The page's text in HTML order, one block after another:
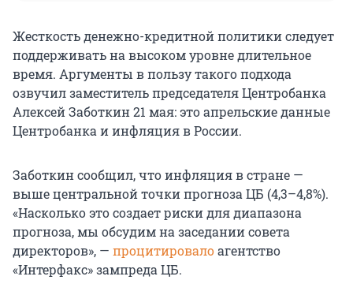
Жесткость денежно-кредитной политики следует
поддерживать на высоком уровне длительное
время. Аргументы в пользу такого подхода
озвучил заместитель председателя Центробанка
Алексей Заботкин 21 мая: это апрельские данные
Центробанка и инфляция в России.
Заботкин сообщил, что инфляция в стране —
выше центральной точки прогноза ЦБ (4,3–4,8%).
«Насколько это создает риски для диапазона
прогноза, мы обсудим на заседании совета
директоров», — процитировалоагентство
«Интерфакс» зампреда ЦБ.